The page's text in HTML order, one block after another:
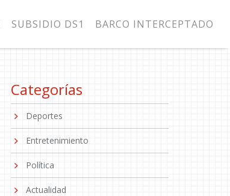
SUBSIDIO DS1 BARCO INTERCEPTADO
Categorías
Deportes
Entretenimiento
Política
Actualidad